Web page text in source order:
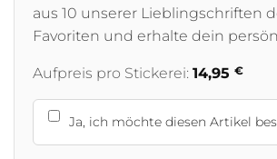
aus 10 unserer Lieblingschriften
Favoriten und erhalte dein
Aufpreis pro Stickerei: 14,95 €
Ja, ich möchte diesen Artikel